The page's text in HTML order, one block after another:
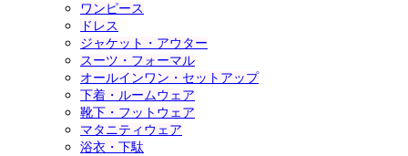
ワンピース
ドレス
ジャケット・アウター
スーツ・フォーマル
オールインワン・セットアップ
下着・ルームウェア
靴下・フットウェア
マタニティウェア
浴衣・下駄